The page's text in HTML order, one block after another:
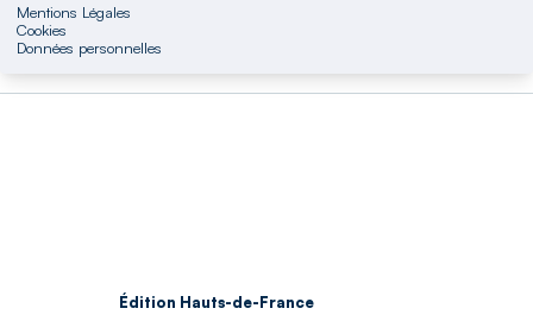
Mentions Légales
Cookies
Données personnelles
Édition Hauts-de-France